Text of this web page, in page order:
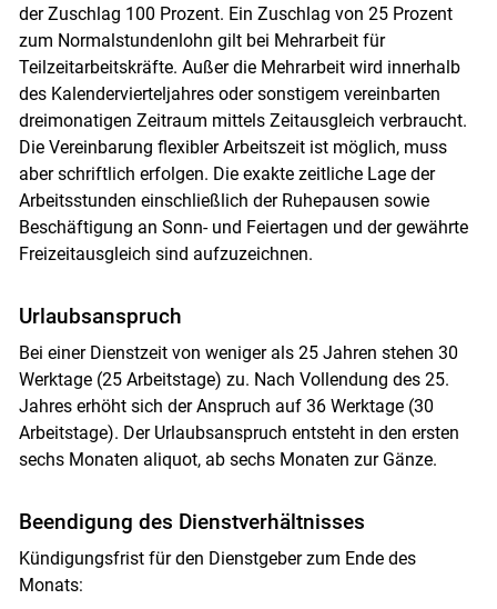
der Zuschlag 100 Prozent. Ein Zuschlag von 25 Prozent
zum Normalstundenlohn gilt bei Mehrarbeit für
Teilzeitarbeitskräfte. Außer die Mehrarbeit wird innerhalb
des Kalendervierteljahres oder sonstigem vereinbarten
dreimonatigen Zeitraum mittels Zeitausgleich verbraucht.
Die Vereinbarung flexibler Arbeitszeit ist möglich, muss
aber schriftlich erfolgen. Die exakte zeitliche Lage der
Arbeitsstunden einschließlich der Ruhepausen sowie
Beschäftigung an Sonn- und Feiertagen und der gewährte
Freizeitausgleich sind aufzuzeichnen.
Urlaubsanspruch
Bei einer Dienstzeit von weniger als 25 Jahren stehen 30
Werktage (25 Arbeitstage) zu. Nach Vollendung des 25.
Jahres erhöht sich der Anspruch auf 36 Werktage (30
Arbeitstage). Der Urlaubsanspruch entsteht in den ersten
sechs Monaten aliquot, ab sechs Monaten zur Gänze.
Beendigung des Dienstverhältnisses
Kündigungsfrist für den Dienstgeber zum Ende des
Monats: